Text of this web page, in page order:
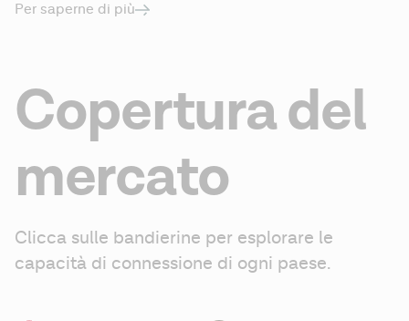
Per saperne di più
Copertura del
mercato
Clicca sulle bandierine per esplorare le
capacità di connessione di ogni paese.